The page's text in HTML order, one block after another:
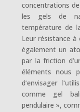
concentrations
les gels de
température de
Leur résistance
également un
par la friction
éléments nous
d’envisager
comme gel
pendulaire »,